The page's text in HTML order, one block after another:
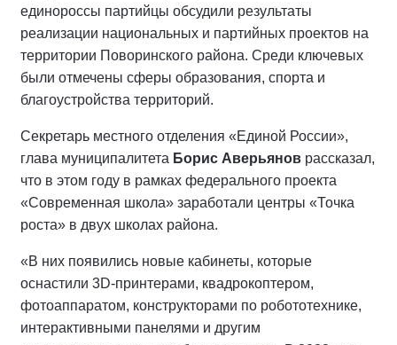
единороссы партийцы обсудили результаты
реализации национальных и партийных проектов на
территории Поворинского района. Среди ключевых
были отмечены сферы образования, спорта и
благоустройства территорий.
Секретарь местного отделения «Единой России»,
глава муниципалитета Борис Аверьянов рассказал,
что в этом году в рамках федерального проекта
«Современная школа» заработали центры «Точка
роста» в двух школах района.
«В них появились новые кабинеты, которые
оснастили 3D-принтерами, квадрокоптером,
фотоаппаратом, конструкторами по робототехнике,
интерактивными панелями и другим